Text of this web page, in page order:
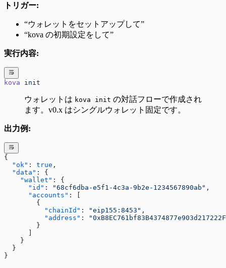
トリガー:
“ウォレットをセットアップして”
“kova の初期設定をして”
実行内容:
kova init
ウォレットは kova init の対話フローで作成され
ます。v0.x はシングルウォレット固定です。
出力例:
{
  "ok"
: true ,
  "data"
: {
    "wallet"
: {
      "id"
: "68cf6dba-e5f1-4c3a-9b2e-1234567890ab" ,
      "accounts"
: [
        {
          "chainId"
: "eip155:8453" ,
          "address"
:
        }
    }
  }
}